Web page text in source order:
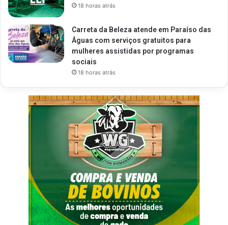
18 horas atrás
Carreta da Beleza atende em Paraíso das
Águas com serviços gratuitos para
mulheres assistidas por programas
sociais
18 horas atrás